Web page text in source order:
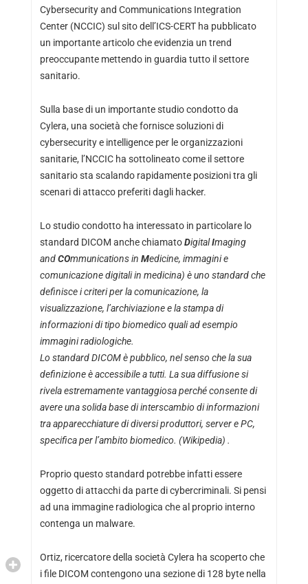
Cybersecurity and Communications Integration
Center (NCCIC) sul sito dell’ICS-CERT ha pubblicato
un importante articolo che evidenzia un trend
preoccupante mettendo in guardia tutto il settore
sanitario.
Sulla base di un importante studio condotto da
Cylera, una società che fornisce soluzioni di
cybersecurity e intelligence per le organizzazioni
sanitarie, l’NCCIC ha sottolineato come il settore
sanitario sta scalando rapidamente posizioni tra gli
scenari di attacco preferiti dagli hacker.
Lo studio condotto ha interessato in particolare lo
standard DICOM anche chiamatoDigitalImaging
andCOmmunications in Medicine, immagini e
comunicazione digitali in medicina) è uno standard che
definisce i criteri per la comunicazione, la
visualizzazione, l’archiviazione e la stampa di
informazioni di tipo biomedico quali ad esempio
immagini radiologiche.
Lo standard DICOM è pubblico, nel senso che la sua
definizione è accessibile a tutti. La sua diffusione si
rivela estremamente vantaggiosa perché consente di
avere una solida base di interscambio di informazioni
tra apparecchiature di diversi produttori, server e PC,
specifica per l’ambito biomedico. (Wikipedia) .
Proprio questo standard potrebbe infatti essere
oggetto di attacchi da parte di cybercriminali. Si pensi
ad una immagine radiologica che al proprio interno
contenga un malware.
Ortiz, ricercatore della società Cylera ha scoperto che
i file DICOM contengono una sezione di 128 byte nella